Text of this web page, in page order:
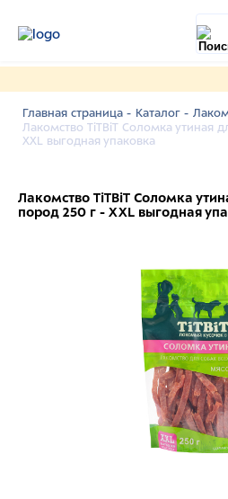
Главная страница - Каталог -
Лакомство TiTBiT Соломка утиная
XXL выгодная упаковка
Лакомство TiTBiT Соломка
пород 250 г - XXL выгодная